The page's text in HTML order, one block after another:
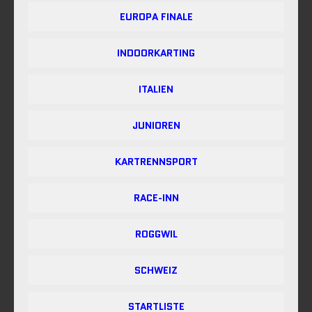
EUROPA FINALE
INDOORKARTING
ITALIEN
JUNIOREN
KARTRENNSPORT
RACE-INN
ROGGWIL
SCHWEIZ
STARTLISTE